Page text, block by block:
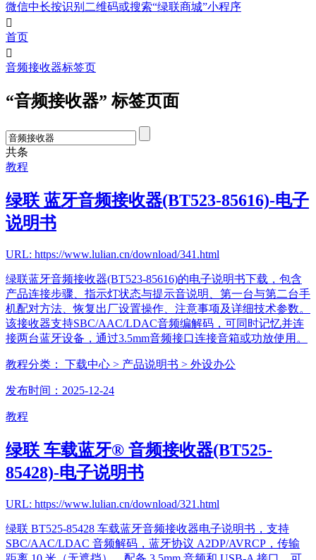
微信中长按识别二维码或搜索“绿联商城”小程序

首页

音频接收器标签页
“音频接收器” 标签页面
共条
教程
绿联 蓝牙音频接收器(BT523-85616)-电子
说明书
URL: https://www.lulian.cn/download/341.html
绿联蓝牙音频接收器(BT523-85616)的电子说明书下载，包含
产品连接步骤、指示灯状态与提示音说明、第一台与第二台手
机配对方法、恢复出厂设置操作、注意事项及详细技术参数。
该接收器支持SBC/AAC/LDAC音频编解码，可同时记忆并连
接两台蓝牙设备，通过3.5mm音频接口连接音箱或功放使用。
教程分类： 下载中心 > 产品说明书 > 外设办公
发布时间：2025-12-24
教程
绿联 车载蓝牙® 音频接收器(BT525-
85428)-电子说明书
URL: https://www.lulian.cn/download/321.html
绿联 BT525-85428 车载蓝牙音频接收器电子说明书，支持
SBC/AAC/LDAC 音频解码，蓝牙协议 A2DP/AVRCP，传输